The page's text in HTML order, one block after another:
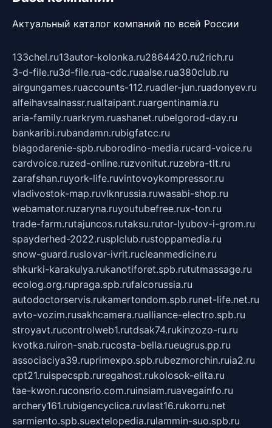
Актуальный каталог компаний по всей России
133chel.ru13autor-kolonka.ru2864420.ru2rich.ru
3-d-file.ru3d-file.rua-cdc.ruaalse.rua380club.ru
airgungames.ruaccounts-112.ruadler-jun.ruadonyev.ru
alfeihavsalnassr.rualtaipant.ruargentinamia.ru
aria-family.ruarkrym.ruashanet.rubelgorod-day.ru
bankaribi.rubandamn.rubigfatcc.ru
blagodarenie-spb.ruborodino-media.rucard-voice.ru
cardvoice.ruzed-online.ruzvonitut.ruzebra-tlt.ru
zarafshan.ruyork-life.ruvintovoykompressor.ru
vladivostok-map.ruvlknrussia.ruwasabi-shop.ru
webamator.ruzaryna.ruyoutubefree.rux-ton.ru
trade-farm.rutajuncos.rutaksu.rutor-lyubov-i-grom.ru
spayderhed-2022.rusplclub.rustoppamedia.ru
snow-guard.ruslovar-ivrit.rucleanmedicine.ru
shkurki-karakulya.rukanotiforet.spb.rututmassage.ru
ecolog.org.rupraga.spb.rufalcorussia.ru
autodoctorservis.rukamertondom.spb.runet-life.net.ru
avto-vozim.rusakhcamera.rualliance-electro.spb.ru
stroyavt.rucontrolweb1.rutdsak74.rukinzozo-ru.ru
kvotka.ruiron-snab.rucosta-bella.rueugrus.pp.ru
associaciya39.ruprimexpo.spb.rubezmorchin.ruia2.ru
cpt21.ruispecspb.ruregahost.rukolosok-elita.ru
tae-kwon.ruconsrio.com.ruinsiam.ruavegainfo.ru
archery161.rubigencyclica.ruvlast16.rukorru.net
sarmiento.spb.suextelopedia.rulammin-suo.spb.ru